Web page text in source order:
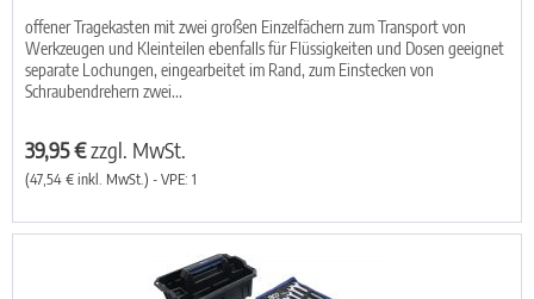
offener Tragekasten mit zwei großen Einzelfächern zum Transport von
Werkzeugen und Kleinteilen ebenfalls für Flüssigkeiten und Dosen geeignet
separate Lochungen, eingearbeitet im Rand, zum Einstecken von
Schraubendrehern zwei...
39,95 €zzgl. MwSt.
(47,54 € inkl. MwSt.) - VPE: 1